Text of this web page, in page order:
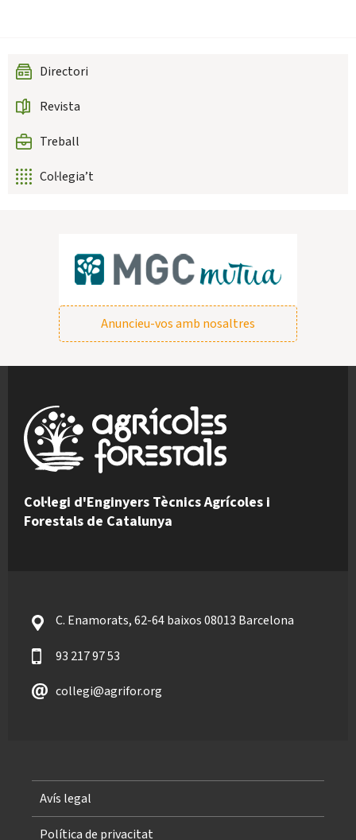
Directori
Revista
Treball
Col·legia’t
Anuncieu-vos amb nosaltres
Col·legi d'Enginyers Tècnics Agrícoles i
Forestals de Catalunya
C. Enamorats, 62-64 baixos 08013 Barcelona
93 217 97 53
collegi@agrifor.org
Avís legal
Política de privacitat